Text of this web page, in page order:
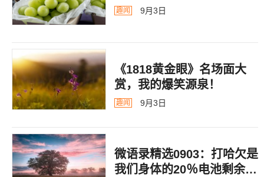
趣闻 9月3日
《1818黄金眼》名场面大
赏，我的爆笑源泉！
趣闻 9月3日
微语录精选0903：打哈欠是
我们身体的20％电池剩余警